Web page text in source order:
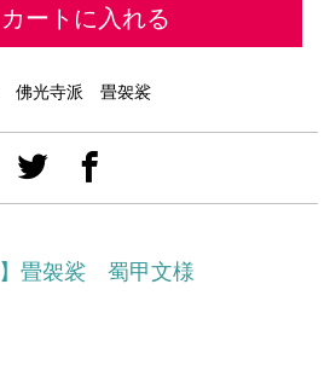
カートに入れる
光寺派 畳袈裟
畳袈裟 蜀甲文様